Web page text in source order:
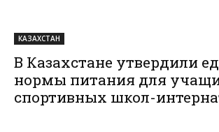
КАЗАХСТАН
В Казахстане утвердили
нормы питания для
спортивных школ-